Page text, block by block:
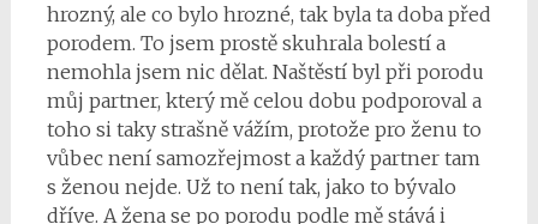
hrozný, ale co bylo hrozné, tak byla ta doba před
porodem. To jsem prostě skuhrala bolestí a
nemohla jsem nic dělat. Naštěstí byl při porodu
můj partner, který mě celou dobu podporoval a
toho si taky strašně vážím, protože pro ženu to
vůbec není samozřejmost a každý partner tam
s ženou nejde. Už to není tak, jako to bývalo
dříve. A žena se po porodu podle mě stává i